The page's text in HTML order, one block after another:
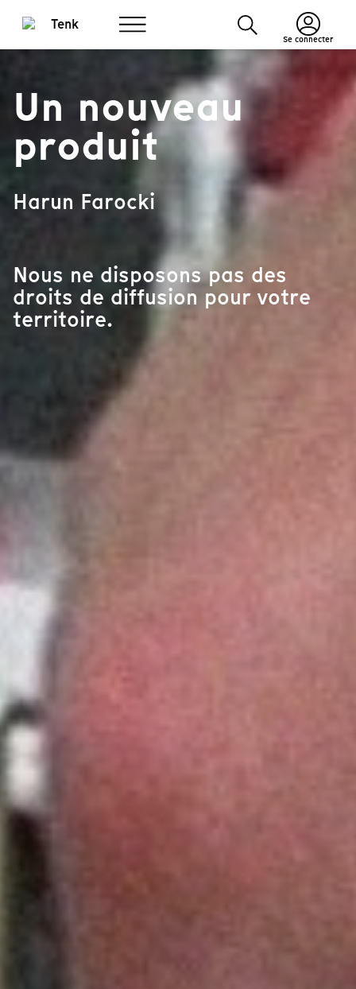
Se connecter
Un nouveau
produit
Harun Farocki
Nous ne disposons pas des
droits de diffusion pour votre
territoire.